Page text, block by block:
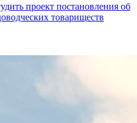
проект постановления об
товариществ